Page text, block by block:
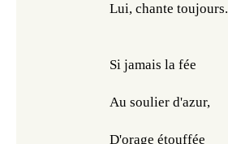
Lui, chante toujours.
Si jamais la fée
Au soulier d'azur,
D'orage étouffée